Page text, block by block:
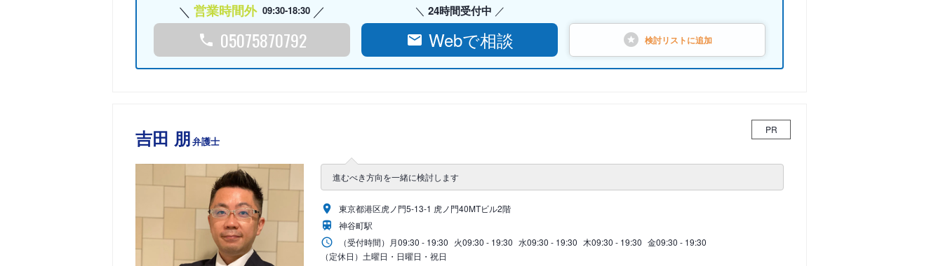
営業時間外 09:30-18:30
05075870792
24時間受付中
Webで相談 検討リストに追加
吉田 朋弁護士
PR
進むべき方向を一緒に検討します
東京都港区虎ノ門5-13-1 虎ノ門40MTビル2階
神谷町駅
（受付時間） 月09:30 - 19:30 火09:30 - 19:30 水09:30 - 19:30 木09:30 - 19:30 金09:30 - 19:30
（定休日）土曜日・日曜日・祝日